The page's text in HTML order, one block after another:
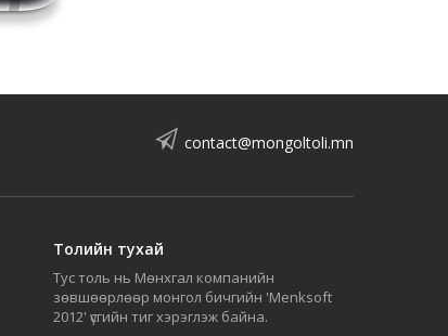
contact@mongoltoli.mn
Толийн тухай
Тус толь нь Мөнхгал компанийн
зөвшөөрлөөр монгол бичгийн 'Menksoft
2012' үсгийн тиг хэрэглэж байна.